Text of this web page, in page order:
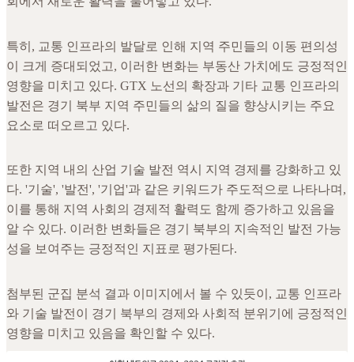
특히, 교통 인프라의 발달로 인해 지역 주민들의 이동 편의성
이 크게 증대되었고, 이러한 변화는 부동산 가치에도 긍정적인
영향을 미치고 있다. GTX 노선의 확장과 기타 교통 인프라의
발전은 경기 북부 지역 주민들의 삶의 질을 향상시키는 주요
요소로 떠오르고 있다.
또한 지역 내의 산업 기술 발전 역시 지역 경제를 강화하고 있
다. '기술', '발전', '기업'과 같은 키워드가 주도적으로 나타나며,
이를 통해 지역 사회의 경제적 활력도 함께 증가하고 있음을
알 수 있다. 이러한 변화들은 경기 북부의 지속적인 발전 가능
성을 보여주는 긍정적인 지표로 평가된다.
첨부된 군집 분석 결과 이미지에서 볼 수 있듯이, 교통 인프라
와 기술 발전이 경기 북부의 경제와 사회적 분위기에 긍정적인
영향을 미치고 있음을 확인할 수 있다.